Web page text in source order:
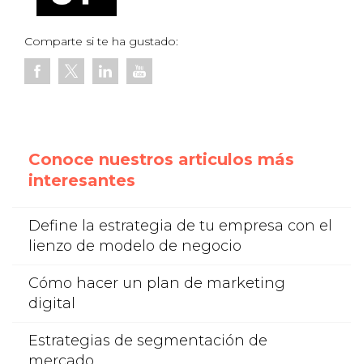
Comparte si te ha gustado:
Conoce nuestros articulos más
interesantes
Define la estrategia de tu empresa con el
lienzo de modelo de negocio
Cómo hacer un plan de marketing
digital
Estrategias de segmentación de